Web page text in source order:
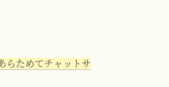
らためてチャットサ